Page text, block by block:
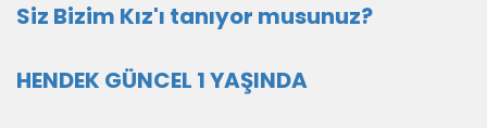
Siz Bizim Kız'ı tanıyor musunuz?
HENDEK GÜNCEL 1 YAŞINDA